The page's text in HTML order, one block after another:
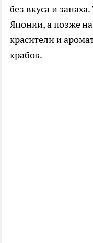
без вкуса и
Японии, а позже
красители и
крабов.